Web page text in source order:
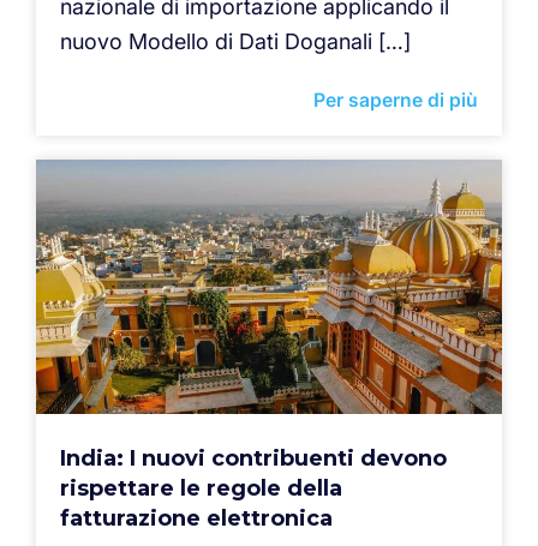
nazionale di importazione applicando il
nuovo Modello di Dati Doganali […]
Per saperne di più
India: I nuovi contribuenti devono
rispettare le regole della
fatturazione elettronica